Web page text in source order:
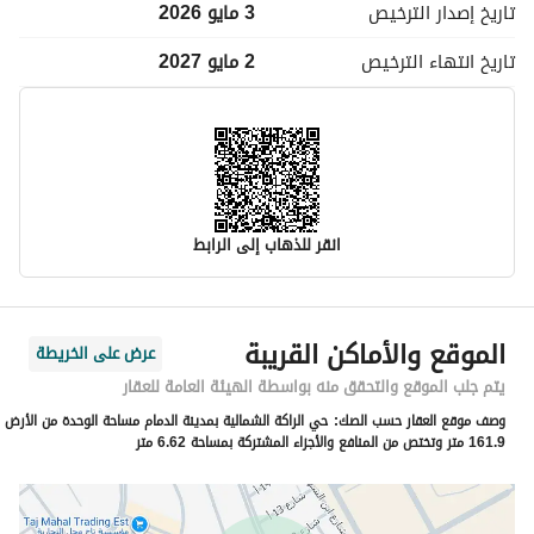
تاريخ إصدار الترخيص
3 مايو 2026
تاريخ انتهاء الترخيص 2 مايو 2027
انقر للذهاب إلى الرابط
معلومات مسؤول الإعلان
اسم المسؤول
عبدالعزيز خالد محمد الملاء
رقم المسؤول
0502505555
الموقع
الموقع والأماكن القريبة
عرض على الخريطة
يتم جلب الموقع والتحقق منه بواسطة الهيئة العامة للعقار
وصف موقع العقار حسب الصك: حي الراكة الشمالية بمدينة الدمام مساحة الوحدة من الأرض
161.9 متر وتختص من المنافع والأجزاء المشتركة بمساحة 6.62 متر